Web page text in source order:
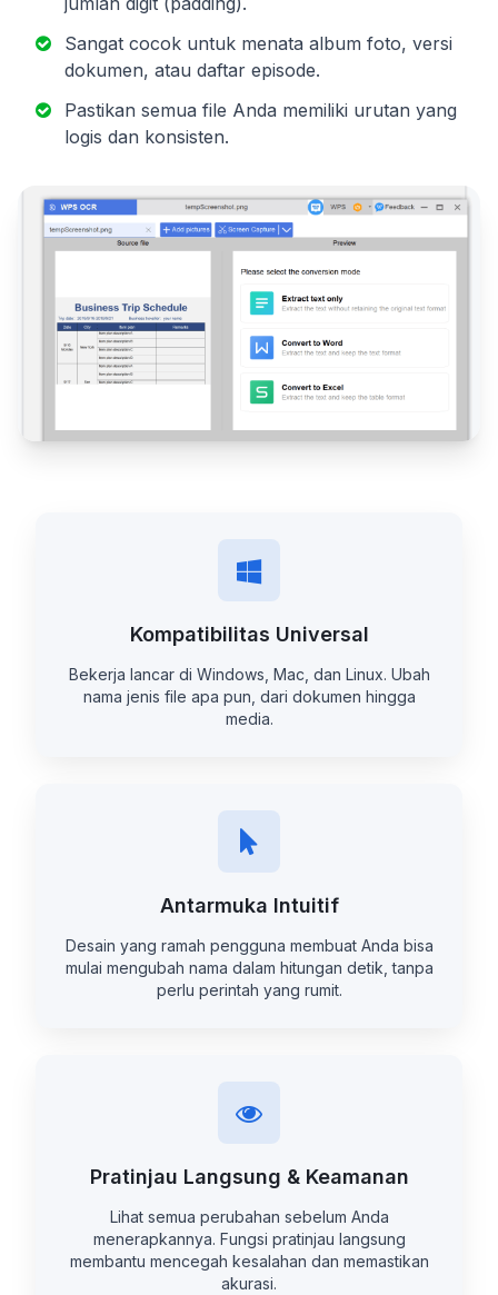
Sangat cocok untuk menata album foto, versi
dokumen, atau daftar episode.
Pastikan semua file Anda memiliki urutan yang
logis dan konsisten.
Kompatibilitas Universal
Bekerja lancar di Windows, Mac, dan Linux. Ubah
nama jenis file apa pun, dari dokumen hingga
media.
Antarmuka Intuitif
Desain yang ramah pengguna membuat Anda bisa
mulai mengubah nama dalam hitungan detik, tanpa
perlu perintah yang rumit.
Pratinjau Langsung & Keamanan
Lihat semua perubahan sebelum Anda
menerapkannya. Fungsi pratinjau langsung
membantu mencegah kesalahan dan memastikan
akurasi.